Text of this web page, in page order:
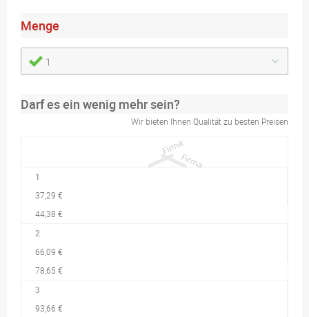
Menge
1
Darf es ein wenig mehr sein?
Wir bieten Ihnen Qualität zu besten Preisen
1
37,29 €
44,38 €
2
66,09 €
78,65 €
3
93,66 €